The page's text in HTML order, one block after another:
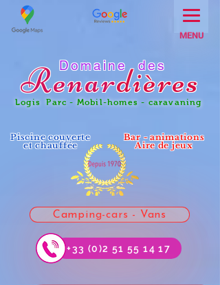
MENU
Domaine des
Renardières
Parc - Mobil-homes - caravaning
Piscine couverte
et chauffée
Bar - animations
Aire de jeux
Camping-cars - Vans
+33 (0)2 51 55 14 17